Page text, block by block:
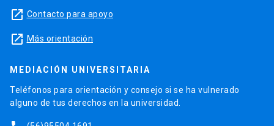
launch Contacto para apoyo
launch Más orientación
MEDIACIÓN UNIVERSITARIA
Teléfonos para orientación y consejo si se ha vulnerado
alguno de tus derechos en la universidad.